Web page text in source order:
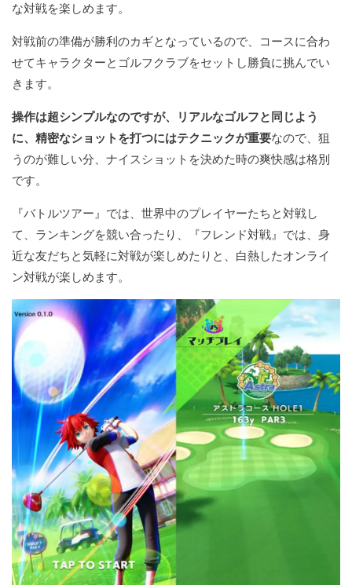
な対戦を楽しめます。
対戦前の準備が勝利のカギとなっているので、コースに合わ
せてキャラクターとゴルフクラブをセットし勝負に挑んでい
きます。
操作は超シンプルなのですが、リアルなゴルフと同じよう
に、精密なショットを打つにはテクニックが重要なので、狙
うのが難しい分、ナイスショットを決めた時の爽快感は格別
です。
『バトルツアー』では、世界中のプレイヤーたちと対戦し
て、ランキングを競い合ったり、『フレンド対戦』では、身
近な友だちと気軽に対戦が楽しめたりと、白熱したオンライ
ン対戦が楽しめます。